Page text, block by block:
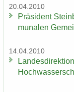
20.04.2010
Prä­si­dent
mu­na­len
14.04.2010